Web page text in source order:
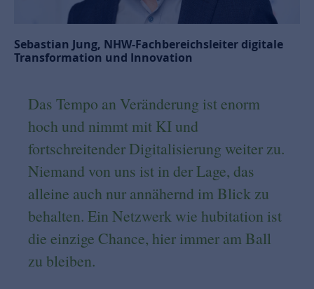
Sebastian Jung, NHW-Fachbereichsleiter digitale
Transformation und Innovation
Das Tempo an Veränderung ist enorm
hoch und nimmt mit KI und
fortschreitender Digitalisierung weiter zu.
Niemand von uns ist in der Lage, das
alleine auch nur annähernd im Blick zu
behalten. Ein Netzwerk wie hubitation ist
die einzige Chance, hier immer am Ball
zu bleiben.